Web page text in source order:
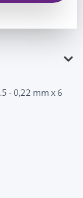
- 0,22 mm x 6